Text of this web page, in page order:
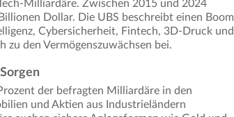
Milliardäre. Zwischen 2015 und 2024
Dollar. Die UBS beschreibt einen Boom
Cybersicherheit, Fintech, 3D-Druck und
zu den Vermögenszuwächsen bei.
der befragten Milliardäre in den
und Aktien aus Industrieländern